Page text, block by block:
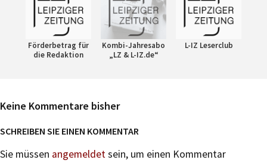
Förderbetrag für
die Redaktion
Kombi-Jahresabo
„LZ & L-IZ.de“
L-IZ Leserclub
Keine Kommentare bisher
SCHREIBEN SIE EINEN KOMMENTAR
Sie müssen angemeldetsein, um einen Kommentar